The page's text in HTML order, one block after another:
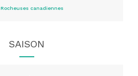
Rocheuses canadiennes
SAISON